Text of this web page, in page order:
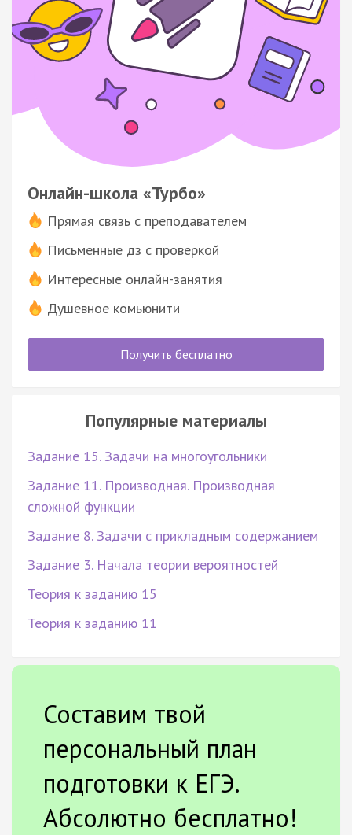
Онлайн-школа «Турбо»
Прямая связь с преподавателем
Письменные дз с проверкой
Интересные онлайн-занятия
Душевное комьюнити
Получить бесплатно
Популярные материалы
Задание 15. Задачи на многоугольники
Задание 11. Производная. Производная
сложной функции
Задание 8. Задачи с прикладным содержанием
Задание 3. Начала теории вероятностей
Теория к заданию 15
Теория к заданию 11
Составим твой
персональный план
подготовки к ЕГЭ.
Абсолютно бесплатно!